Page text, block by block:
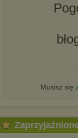
Musisz się